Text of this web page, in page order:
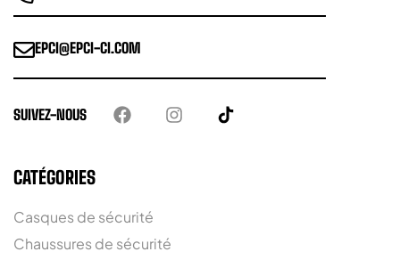
EPCI@EPCI-CI.COM
SUIVEZ-NOUS
CATÉGORIES
Casques de sécurité
Chaussures de sécurité